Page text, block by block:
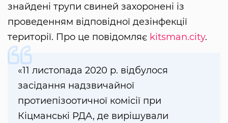
знайдені трупи свиней захоронені із
проведенням відповідної дезінфекції
території. Про це повідомляє kitsman.city.
«11 листопада 2020 р. відбулося
засідання надзвичайної
протиепізоотичної комісії при
Кіцманські РДА, де вирішували